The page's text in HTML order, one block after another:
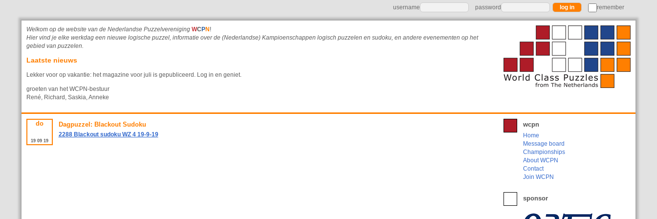
username password remember
Welkom op de website van de Nederlandse Puzzelvereniging WC PN !
Hier vind je elke werkdag een nieuwe logische puzzel, informatie over de (Nederlandse) Kampioenschappen logisch puzzelen en sudoku, en andere evenementen op het
gebied van puzzelen.
Laatste nieuws
Lekker voor op vakantie: het magazine voor juli is gepubliceerd. Log in en geniet.
groeten van het WCPN-bestuur
René, Richard, Saskia, Anneke
do
19 09 19
Dagpuzzel: Blackout Sudoku
2288 Blackout sudoku WZ 4 19-9-19
wcpn
Home
Message board
Championships
About WCPN
Contact
Join WCPN
sponsor